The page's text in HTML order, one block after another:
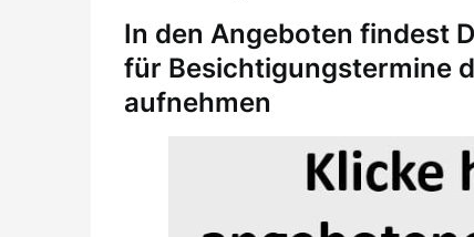
In den Angeboten findest
für Besichtigungstermine
aufnehmen